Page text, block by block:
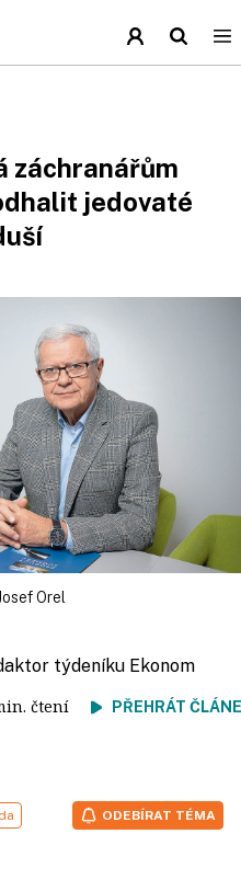
záchranářům
jedovaté
Orel
týdeníku Ekonom
čtení PŘEHRÁT
ODEBÍRAT TÉMA